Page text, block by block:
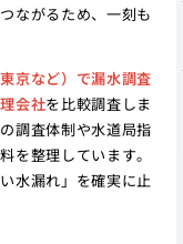
ながるため、一刻も
京など）で漏水調査
会社を比較調査しま
調査体制や水道局指
を整理しています。
水漏れ」を確実に止